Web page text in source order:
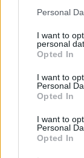
Personal
I want to
personal
Opted In
I want to
Personal
Opted In
I want to
Personal
Opted In